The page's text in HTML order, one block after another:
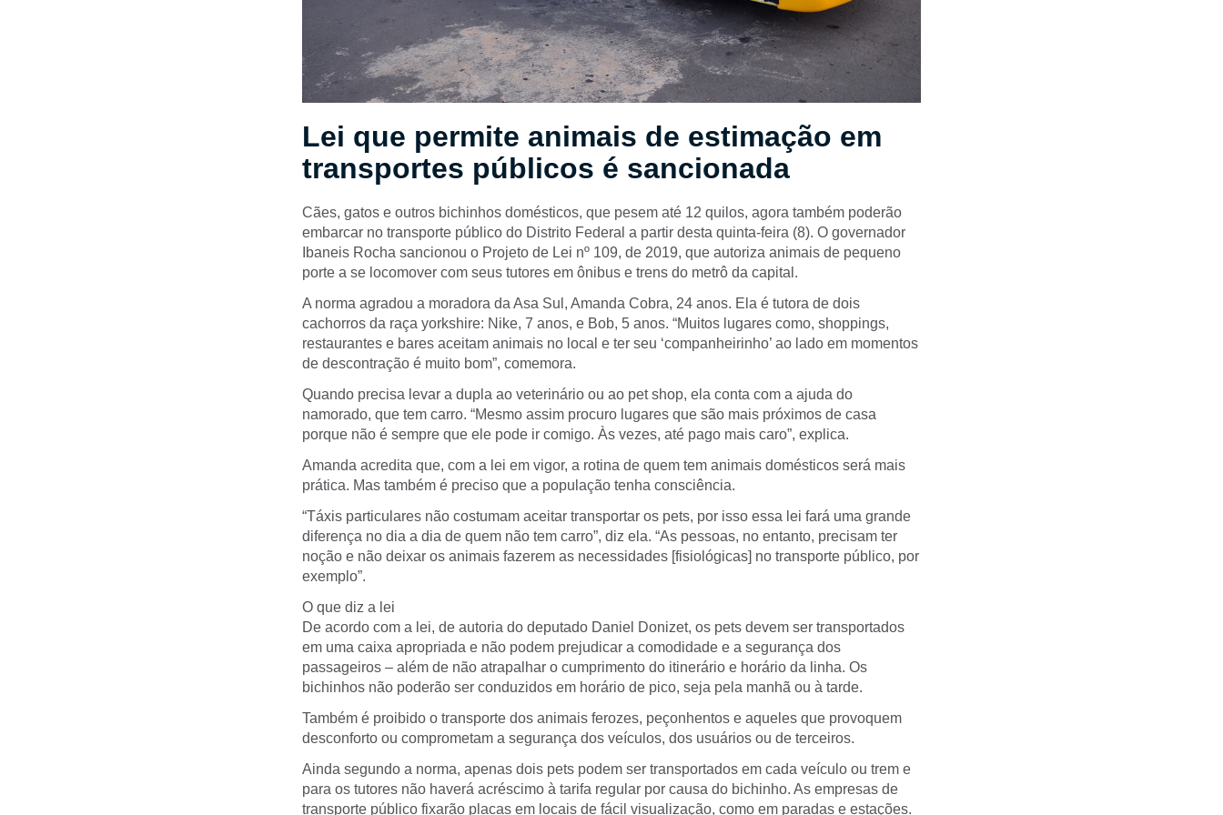
Lei que permite animais de estimação em
transportes públicos é sancionada
Cães, gatos e outros bichinhos domésticos, que pesem até 12 quilos, agora também poderão
embarcar no transporte público do Distrito Federal a partir desta quinta-feira (8). O governador
Ibaneis Rocha sancionou o Projeto de Lei nº 109, de 2019, que autoriza animais de pequeno
porte a se locomover com seus tutores em ônibus e trens do metrô da capital.
A norma agradou a moradora da Asa Sul, Amanda Cobra, 24 anos. Ela é tutora de dois
cachorros da raça yorkshire: Nike, 7 anos, e Bob, 5 anos. “Muitos lugares como, shoppings,
restaurantes e bares aceitam animais no local e ter seu ‘companheirinho’ ao lado em momentos
de descontração é muito bom”, comemora.
Quando precisa levar a dupla ao veterinário ou ao pet shop, ela conta com a ajuda do
namorado, que tem carro. “Mesmo assim procuro lugares que são mais próximos de casa
porque não é sempre que ele pode ir comigo. Às vezes, até pago mais caro”, explica.
Amanda acredita que, com a lei em vigor, a rotina de quem tem animais domésticos será mais
prática. Mas também é preciso que a população tenha consciência.
“Táxis particulares não costumam aceitar transportar os pets, por isso essa lei fará uma grande
diferença no dia a dia de quem não tem carro”, diz ela. “As pessoas, no entanto, precisam ter
noção e não deixar os animais fazerem as necessidades [fisiológicas] no transporte público, por
exemplo”.
O que diz a lei
De acordo com a lei, de autoria do deputado Daniel Donizet, os pets devem ser transportados
em uma caixa apropriada e não podem prejudicar a comodidade e a segurança dos
passageiros – além de não atrapalhar o cumprimento do itinerário e horário da linha. Os
bichinhos não poderão ser conduzidos em horário de pico, seja pela manhã ou à tarde.
Também é proibido o transporte dos animais ferozes, peçonhentos e aqueles que provoquem
desconforto ou comprometam a segurança dos veículos, dos usuários ou de terceiros.
Ainda segundo a norma, apenas dois pets podem ser transportados em cada veículo ou trem e
para os tutores não haverá acréscimo à tarifa regular por causa do bichinho. As empresas de
transporte público fixarão placas em locais de fácil visualização, como em paradas e estações.